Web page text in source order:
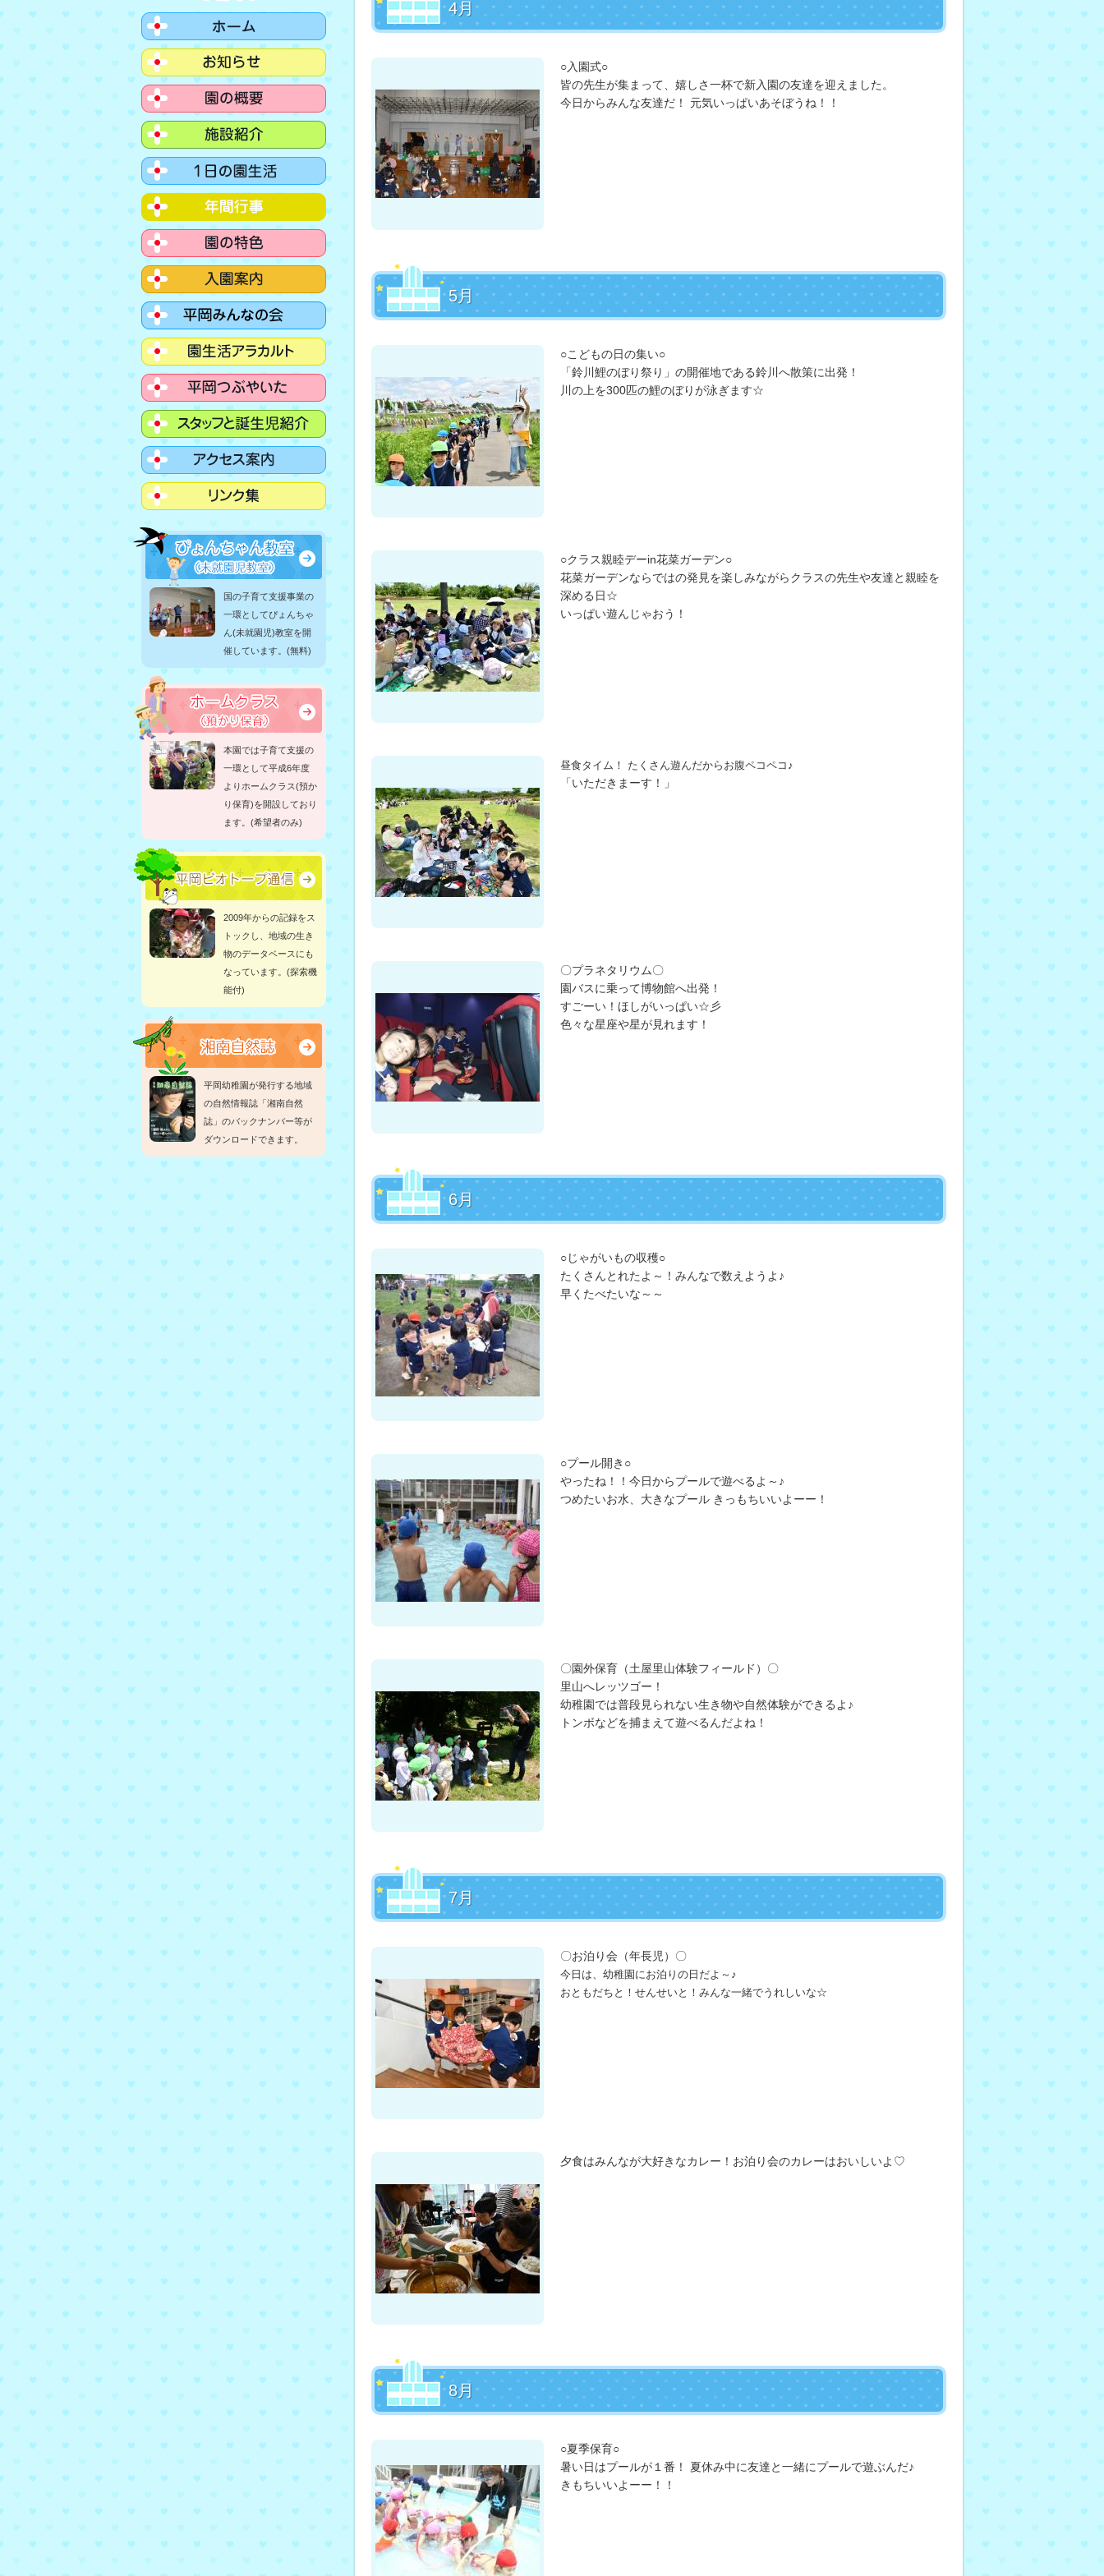
4月
○入園式○
皆の先生が集まって、嬉しさ一杯で新入園の友達を迎えました。
今日からみんな友達だ！ 元気いっぱいあそぼうね！！
5月
○こどもの日の集い○
「鈴川鯉のぼり祭り」の開催地である鈴川へ散策に出発！
川の上を300匹の鯉のぼりが泳ぎます☆
○クラス親睦デーin花菜ガーデン○
花菜ガーデンならではの発見を楽しみながらクラスの先生や友達と親睦を
深める日☆
いっぱい遊んじゃおう！
昼食タイム！ たくさん遊んだからお腹ペコペコ♪
「いただきまーす！」
〇プラネタリウム〇
園バスに乗って博物館へ出発！
すごーい！ほしがいっぱい☆彡
色々な星座や星が見れます！
6月
○じゃがいもの収穫○
たくさんとれたよ～！みんなで数えようよ♪
早くたべたいな～～
○プール開き○
やったね！！今日からプールで遊べるよ～♪
つめたいお水、大きなプール きっもちいいよーー！
〇園外保育（土屋里山体験フィールド）〇
里山へレッツゴー！
幼稚園では普段見られない生き物や自然体験ができるよ♪
トンボなどを捕まえて遊べるんだよね！
7月
〇お泊り会（年長児）〇
今日は、幼稚園にお泊りの日だよ～♪
おともだちと！せんせいと！みんな一緒でうれしいな☆
夕食はみんなが大好きなカレー！お泊り会のカレーはおいしいよ♡
8月
○夏季保育○
暑い日はプールが１番！ 夏休み中に友達と一緒にプールで遊ぶんだ♪
きもちいいよーー！！